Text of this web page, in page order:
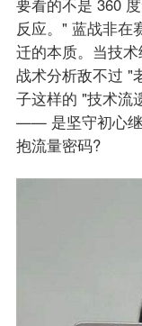
要看的不是 360
反应。" 蓝战非在
迁的本质。当技
战术分析敌不过 "
子这样的 "技术流
—— 是坚守初心继
抱流量密码?​